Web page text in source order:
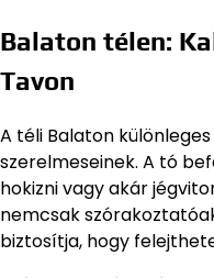
Balaton télen:
Tavon
A téli Balaton
szerelmeseinek. A tó
hokizni vagy akár
nemcsak
biztosítja, hogy